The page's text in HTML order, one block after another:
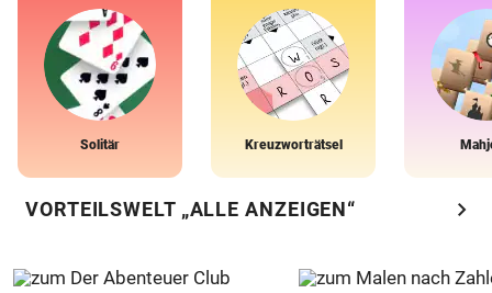
Solitär Kreuzworträtsel
VORTEILSWELT „ALLE ANZEIGEN“ chevron_right